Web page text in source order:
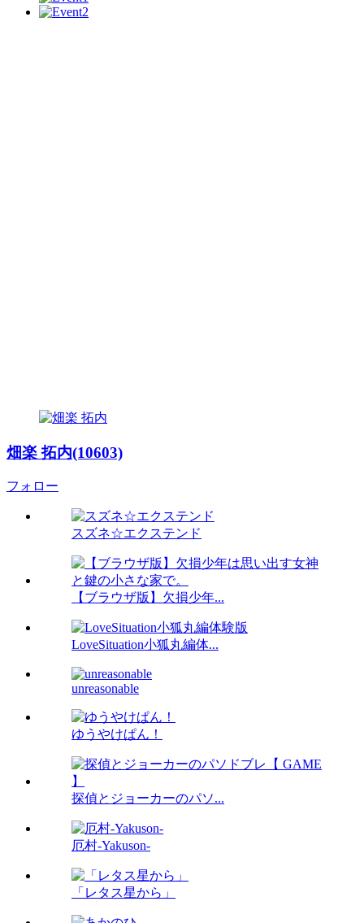
畑楽 拓内(10603)
フォロー
スズネ☆エクステンド
【ブラウザ版】欠損少年...
LoveSituation小狐丸編体...
unreasonable
ゆうやけぱん！
探偵とジョーカーのパソ...
厄村-Yakuson-
「レタス星から」